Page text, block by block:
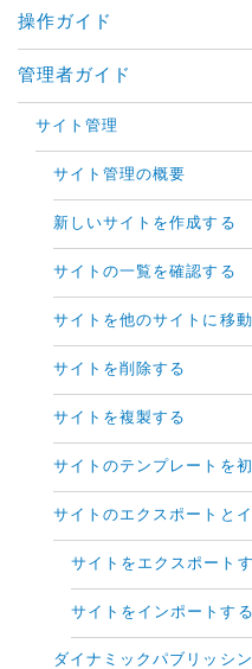
操作ガイド
管理者ガイド
サイト管理
サイト管理の概要
新しいサイトを作成する
サイトの一覧を確認する
サイトを他のサイトに移
サイトを削除する
サイトを複製する
サイトのテンプレートを
サイトのエクスポートと
サイトをエクスポート
サイトをインポートする
ダイナミックパブリッシ